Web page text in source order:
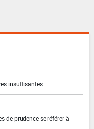
insuffisantes
de prudence se référer à